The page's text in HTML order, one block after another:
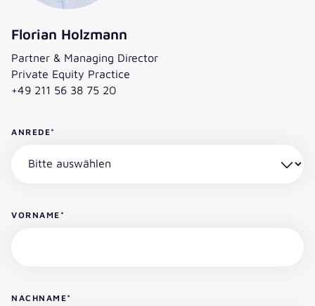
Florian Holzmann
Partner & Managing Director
Private Equity Practice
+49 211 56 38 75 20
ANREDE*
VORNAME *
NACHNAME*